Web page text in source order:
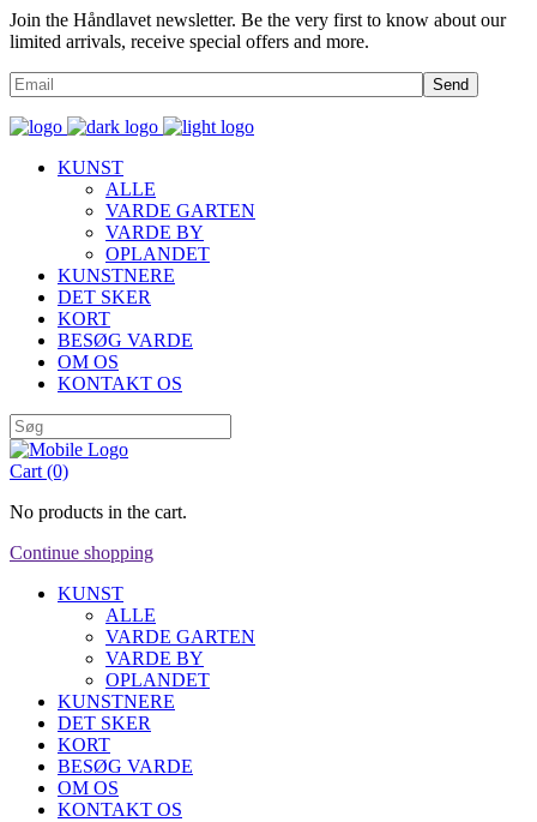
Join the Håndlavet newsletter. Be the very first to know about our
limited arrivals, receive special offers and more.
Send
KUNST
ALLE
VARDE GARTEN
VARDE BY
OPLANDET
KUNSTNERE
DET SKER
KORT
BESØG VARDE
OM OS
KONTAKT OS
Cart (0)
No products in the cart.
Continue shopping
KUNST
ALLE
VARDE GARTEN
VARDE BY
OPLANDET
KUNSTNERE
DET SKER
KORT
BESØG VARDE
OM OS
KONTAKT OS